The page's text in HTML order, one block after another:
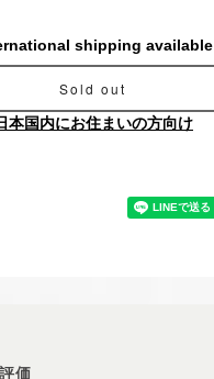
shipping available
Sold out
本国内にお住まいの方向け
価